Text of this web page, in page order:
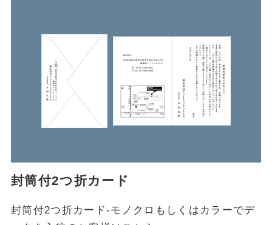
封筒付2つ折カード
封筒付2つ折カード-モノクロもしくはカラーでデ